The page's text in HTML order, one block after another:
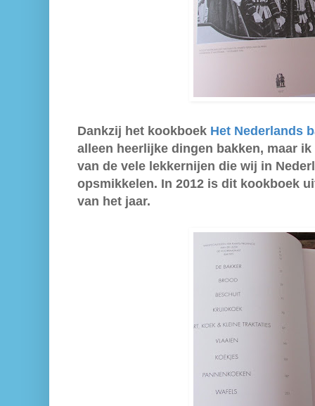
Dankzij het kookboek Het Nederlands
alleen heerlijke dingen bakken, maar
van de vele lekkernijen die wij in
opsmikkelen. In 2012 is dit kookboek
van het jaar.